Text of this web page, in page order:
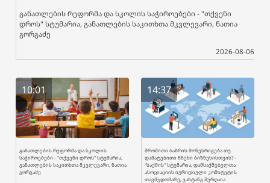
განათლების რეფორმა და სკოლის საჭიროებები - "თქვენი
დროს" სტუმარია, განათლების საკითხთა მკვლევარი, ნათია
გორგაძე
2026-08-06
10:01
განათლების რეფორმა და სკოლის
საჭიროებები - "თქვენი დროს" სტუმარია,
განათლების საკითხთა მკვლევარი, ნათია
გორგაძე
14:37
შრომითი ბაზრის მოწესრიგება თუ
დამატებითი წნეხი ბიზნესისთვის? -
"საქმის" სტუმარია, დამსაქმებელთა
ასოციაციის იურიდიული კომიტეტის
თავმჯდომარე, ვახტანგ შურღაია